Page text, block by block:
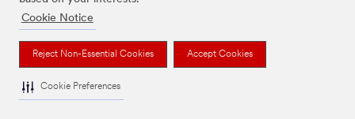
Cookie Notice
Reject Non-Essential Cookies Accept Cookies
Cookie Preferences